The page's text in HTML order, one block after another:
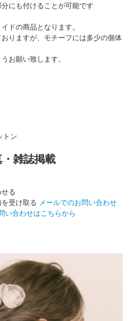
にも付けることが可能です
ドの商品となります。
りますが、モチーフには多少の個体
お願い致します。
トン
雑誌掲載
る
受け取る
メールでのお問い合わせ
い合わせはこちらから